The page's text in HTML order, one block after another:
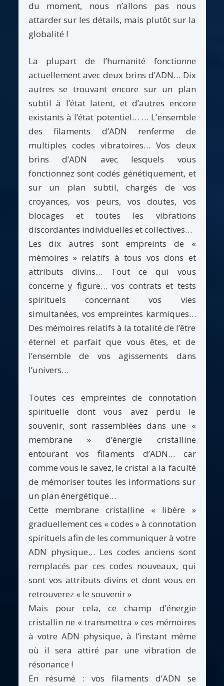
du moment, nous n’allons pas nous
attarder sur les détails, mais plutôt sur la
globalité !
La plupart de l’humanité fonctionne
actuellement avec deux brins d’ADN… Dix
autres se trouvant encore sur un plan
subtil à l’état latent, et d’autres encore
existants à l’état potentiel… … L’ensemble
des filaments d’ADN renferme de
multiples codes vibratoires… Vos deux
brins d’ADN avec lesquels vous
fonctionnez sont codés génétiquement, et
sur un plan subtil, chargés de vos
croyances, vos peurs, vos doutes, vos
blocages et toutes les vibrations
discordantes individuelles et collectives…
Les dix autres sont empreints de «
mémoires » relatifs à tous vos dons et
attributs divins… Tout ce qui vous
concerne y figure… vos contrats et tests
spirituels concernant vos vies
simultanées, vos empreintes karmiques…
Des mémoires relatifs à la totalité de l’être
éternel et parfait que vous êtes, et de
l’ensemble de vos agissements dans
l’univers…
Toutes ces empreintes de connotation
spirituelle dont vous avez perdu le
souvenir, sont rassemblées dans une «
membrane » d’énergie cristalline
entourant vos filaments d’ADN… car
comme vous le savez, le cristal a la faculté
de mémoriser toutes les informations sur
un plan énergétique…
Cette membrane cristalline « libère »
graduellement ces « codes » à connotation
spirituels afin de les communiquer à votre
ADN physique… Les codes anciens sont
remplacés par ces codes nouveaux, qui
sont vos attributs divins et dont vous en
retrouverez « le souvenir »
Mais pour cela, ce champ d’énergie
cristallin ne « transmettra » ces mémoires
à votre ADN physique, à l’instant même
où il sera attiré par une vibration de
résonance !
En résumé : vos filaments d’ADN se